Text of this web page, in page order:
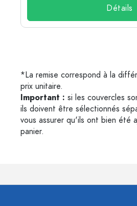
Détails
*La remise correspond à la
prix unitaire.
Important : si les couvercles
ils doivent être sélectionnés
vous assurer qu'ils ont bien été
panier.